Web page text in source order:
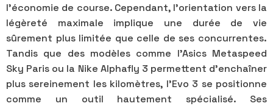
l'économie de course. Cependant, l’orientation vers la
légèreté maximale implique une durée de vie
sûrement plus limitée que celle de ses concurrentes.
Tandis que des modèles comme l'Asics Metaspeed
Sky Paris ou la Nike Alphafly 3 permettent d'enchaîner
plus sereinement les kilomètres, l'Evo 3 se positionne
comme un outil hautement spécialisé. Ses